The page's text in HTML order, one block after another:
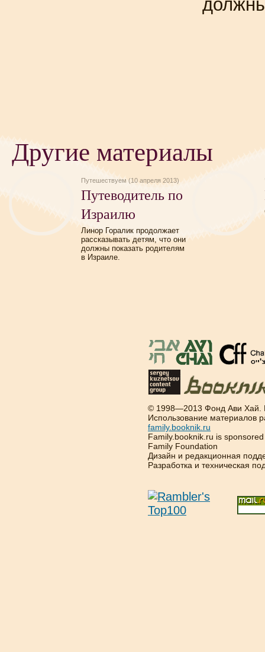
Другие материалы
Путешествуем (10 апреля 2013)
Путеводитель по
Израилю
Линор Горалик продолжает
рассказывать детям, что они
должны показать родителям
в Израиле.
© 1998—2013 Фонд Ави Хай.
Использование материалов
family.booknik.ru
Family.booknik.ru is
Family Foundation
Дизайн и редакционная
Разработка и техническая